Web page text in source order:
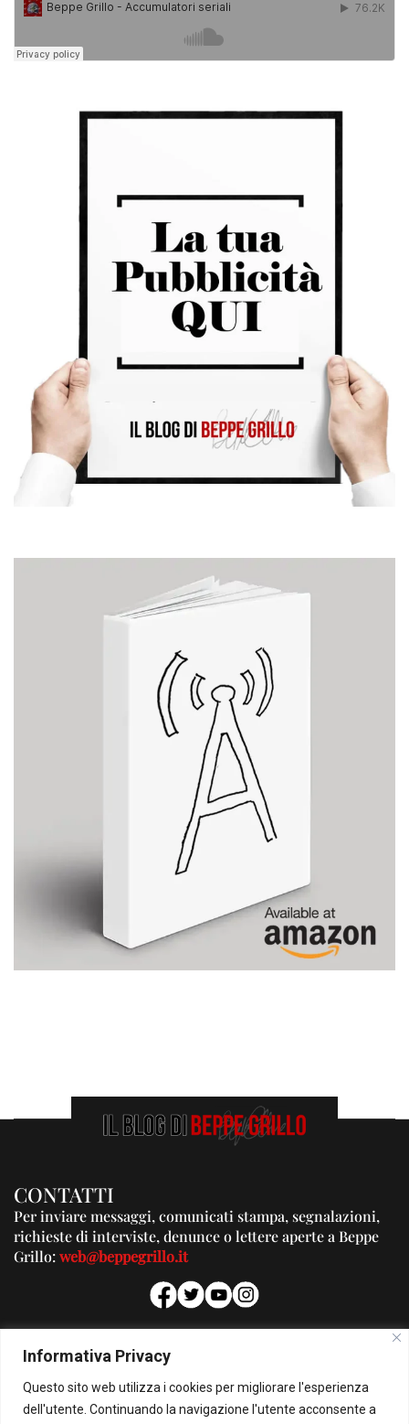
Informativa Privacy
Questo sito web utilizza i cookies per migliorare l'esperienza
dell'utente. Continuando la navigazione l'utente acconsente a
CONTATTI
Per inviare messaggi, comunicati stampa, segnalazioni,
richieste di interviste, denunce o lettere aperte a Beppe
Grillo:web@beppegrillo.it
PUBBLICITA'
Per la tua pubblicità su questo Blog:
pubblicita@beppegrillo.it